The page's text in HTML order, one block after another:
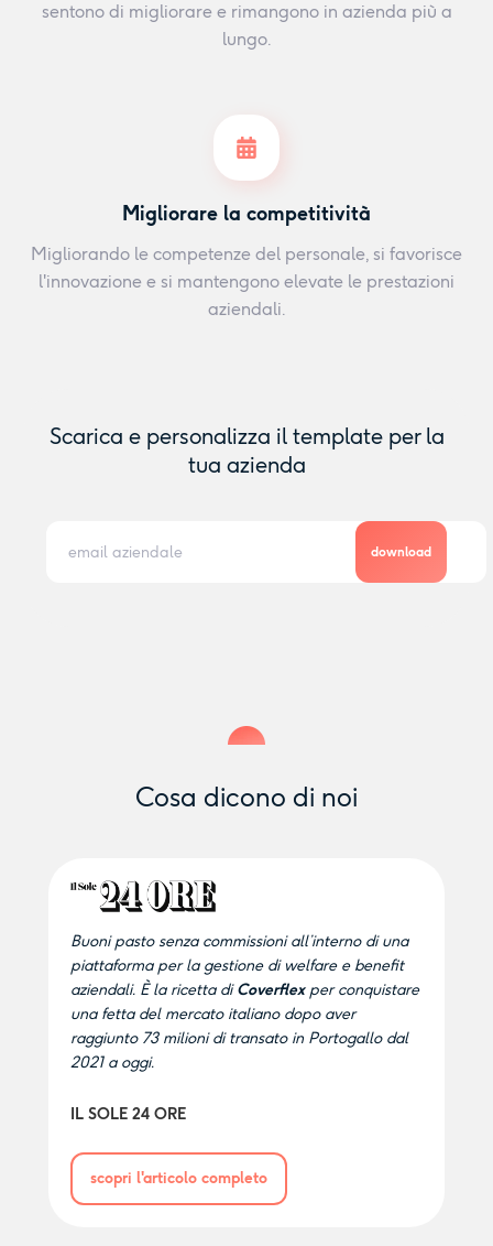
sentono di migliorare e rimangono in azienda più a
lungo.
Migliorare la competitività
Migliorando le competenze del personale, si favorisce
l'innovazione e si mantengono elevate le prestazioni
aziendali.
Scarica e personalizza il template per la
tua azienda
download
Cosa dicono di noi
Buoni pasto senza commissioni all’interno di una
piattaforma per la gestione di welfare e benefit
aziendali. È la ricetta diCoverflexper conquistare
una fetta del mercato italiano dopo aver
raggiunto 73 milioni di transato in Portogallo dal
2021 a oggi.
IL SOLE 24 ORE
scopri l'articolo completo